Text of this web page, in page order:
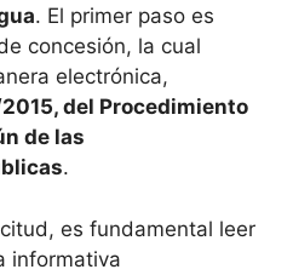
. El primer paso es
concesión, la cual
electrónica,
del Procedimiento
de las
.
es fundamental leer
informativa